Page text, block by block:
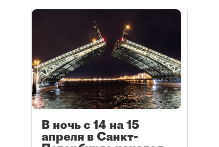
В ночь с 14 на 15
апреля в Санкт-